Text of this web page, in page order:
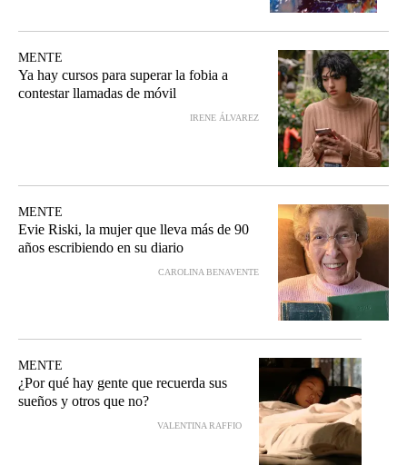
MENTE
Ya hay cursos para superar la fobia a
contestar llamadas de móvil
IRENE ÁLVAREZ
MENTE
Evie Riski, la mujer que lleva más de 90
años escribiendo en su diario
CAROLINA BENAVENTE
MENTE
¿Por qué hay gente que recuerda sus
sueños y otros que no?
VALENTINA RAFFIO